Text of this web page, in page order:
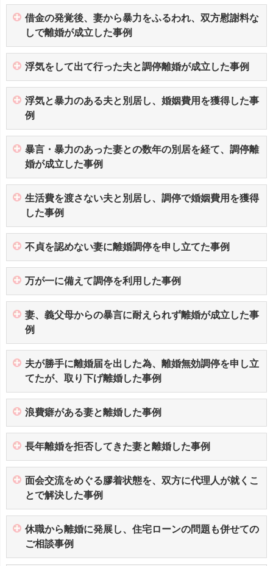
借金の発覚後、妻から暴力をふるわれ、双方慰謝料な
しで離婚が成立した事例
浮気をして出て行った夫と調停離婚が成立した事例
浮気と暴力のある夫と別居し、婚姻費用を獲得した事
例
暴言・暴力のあった妻との数年の別居を経て、調停離
婚が成立した事例
生活費を渡さない夫と別居し、調停で婚姻費用を獲得
した事例
不貞を認めない妻に離婚調停を申し立てた事例
万が一に備えて調停を利用した事例
妻、義父母からの暴言に耐えられず離婚が成立した事
例
夫が勝手に離婚届を出した為、離婚無効調停を申し立
てたが、取り下げ離婚した事例
浪費癖がある妻と離婚した事例
長年離婚を拒否してきた妻と離婚した事例
面会交流をめぐる膠着状態を、双方に代理人が就くこ
とで解決した事例
休職から離婚に発展し、住宅ローンの問題も併せての
ご相談事例